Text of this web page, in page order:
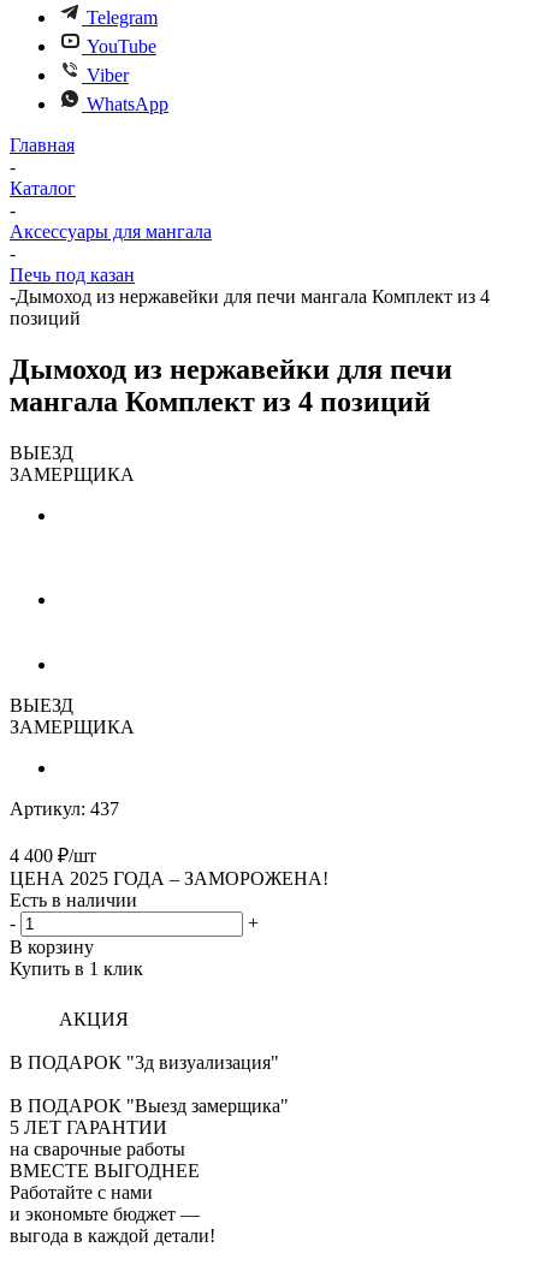
Telegram
YouTube
Viber
WhatsApp
Главная
-
Каталог
-
Аксессуары для мангала
-
Печь под казан
-Дымоход из нержавейки для печи мангала Комплект из 4
позиций
Дымоход из нержавейки для печи
мангала Комплект из 4 позиций
ВЫЕЗД
ЗАМЕРЩИКА
ВЫЕЗД
ЗАМЕРЩИКА
Артикул: 437
4 400 ₽/шт
ЦЕНА 2025 ГОДА – ЗАМОРОЖЕНА!
Есть в наличии
-
+
В корзину
Купить в 1 клик
АКЦИЯ
В ПОДАРОК "3д визуализация"
В ПОДАРОК "Выезд замерщика"
5 ЛЕТ ГАРАНТИИ
на сварочные работы
ВМЕСТЕ ВЫГОДНЕЕ
Работайте с нами
и экономьте бюджет —
выгода в каждой детали!